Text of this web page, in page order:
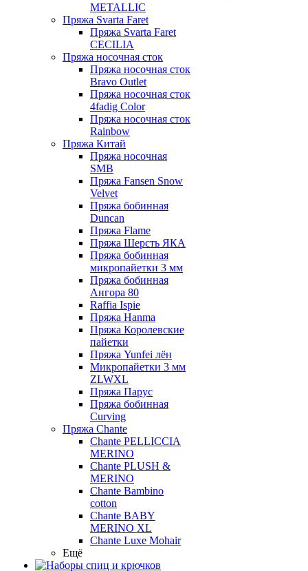
METALLIC
Пряжа Svarta Faret
Пряжа Svarta Faret
CECILIA
Пряжа носочная сток
Пряжа носочная сток
Bravo Outlet
Пряжа носочная сток
4fadig Color
Пряжа носочная сток
Rainbow
Пряжа Китай
Пряжа носочная
SMB
Пряжа Fansen Snow
Velvet
Пряжа бобинная
Duncan
Пряжа Flame
Пряжа Шерсть ЯКА
Пряжа бобинная
микропайетки 3 мм
Пряжа бобинная
Ангора 80
Raffia Ispie
Пряжа Hanma
Пряжа Королевские
пайетки
Пряжа Yunfei лён
Микропайетки 3 мм
ZLWXL
Пряжа Парус
Пряжа бобинная
Curving
Пряжа Chante
Chante PELLICCIA
MERINO
Chante PLUSH &
MERINO
Chante Bambino
cotton
Chante BABY
MERINO XL
Chante Luxe Mohair
Ещё